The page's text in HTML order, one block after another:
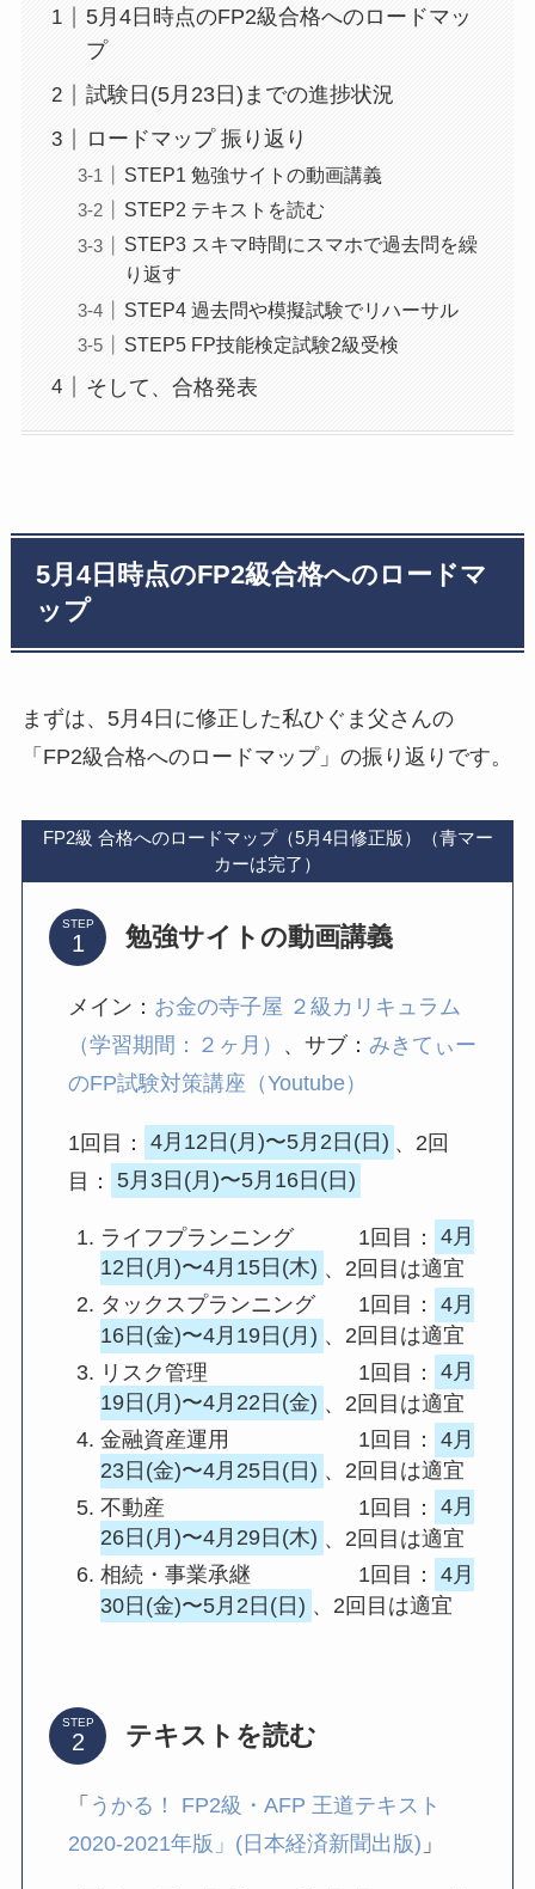
5月4日時点のFP2級合格へのロードマッ
プ
試験日(5月23日)までの進捗状況
ロードマップ 振り返り
STEP1 勉強サイトの動画講義
STEP2 テキストを読む
STEP3 スキマ時間にスマホで過去問を繰
り返す
STEP4 過去問や模擬試験でリハーサル
STEP5 FP技能検定試験2級受検
そして、合格発表
5月4日時点のFP2級合格へのロードマ
ップ
まずは、5月4日に修正した私ひぐま父さんの
「FP2級合格へのロードマップ」の振り返りです。
FP2級 合格へのロードマップ（5月4日修正版）（青マー
カーは完了）
STEP 勉強サイトの動画講義
メイン： お金の寺子屋 ２級カリキュラム
（学習期間：２ヶ月） 、サブ：みきてぃー
のFP試験対策講座（Youtube）
1回目： 4月12日(月)〜5月2日(日) 、2回
目：
5月3日(月)〜5月16日(日)
ライフプランニング 1回目：
4月
12日(月)〜4月15日(木) 、2回目は適宜
タックスプランニング 1回目：
4月
16日(金)〜4月19日(月) 、2回目は適宜
リスク管理 1回目：
4月
19日(月)〜4月22日(金) 、2回目は適宜
金融資産運用 1回目：
4月
23日(金)〜4月25日(日) 、2回目は適宜
不動産 1回目：
4月
26日(月)〜4月29日(木) 、2回目は適宜
相続・事業承継 1回目：
4月
30日(金)〜5月2日(日) 、2回目は適宜
STEP テキストを読む
「 うかる！ FP2級・AFP 王道テキスト
2020-2021年版」(日本経済新聞出版) 」